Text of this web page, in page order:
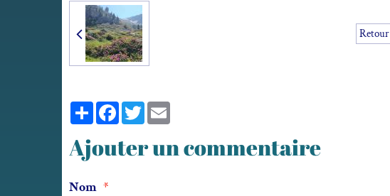
Retour
PartagerFacebook
Twitter
Ajouter un commentaire
Nom